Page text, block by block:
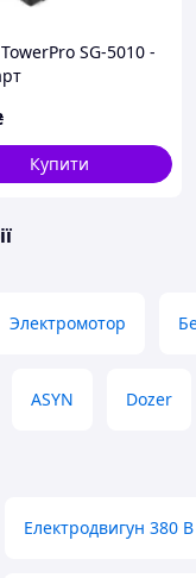
SG-5010 -
Купити
Электромотор
ASYN Dozer
Електродвигун 380